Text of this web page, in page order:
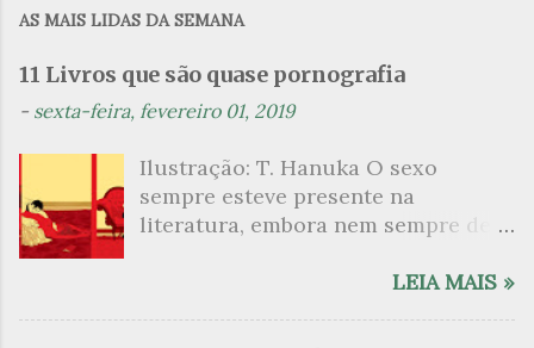
n
t
i
o
AS MAIS LIDAS DA SEMANA
11 Livros que são quase pornografia
- sexta-feira, fevereiro 01, 2019
Ilustração: T. Hanuka O sexo
sempre esteve presente na
literatura, embora nem sempre de
que mergulharam em sua própria
LEIA MAIS »